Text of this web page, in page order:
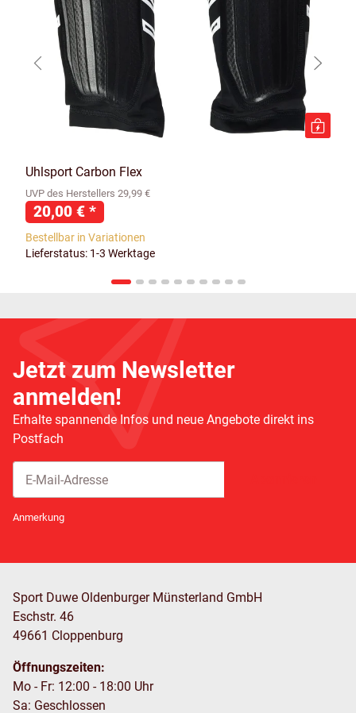
Uhlsport Carbon Flex
UVP des Herstellers 29,99 €
20,00 € *
Bestellbar in Variationen
Lieferstatus: 1-3 Werktage
Jetzt zum Newsletter
anmelden!
Erhalte spannende Infos und neue Angebote direkt ins
Postfach
Anmerkung
Sport Duwe Oldenburger Münsterland GmbH
Eschstr. 46
49661 Cloppenburg
Öffnungszeiten:
Mo - Fr: 12:00 - 18:00 Uhr
Sa: Geschlossen